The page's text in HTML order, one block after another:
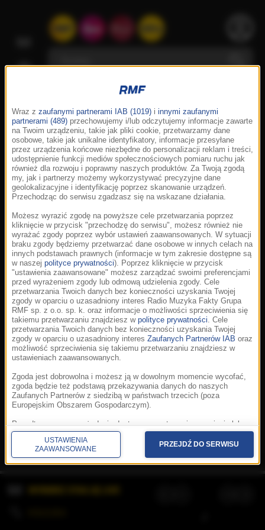
Korzystanie z portalu oznacza akceptację
Prywatność.Aplikacje.© 2026 Radio Muzyka
Fakty Grupa RMF sp. z o.o. sp. k.
Wraz z zaufanymi partnerami IAB (1019) i innymi zaufanymi
partnerami (489) przechowujemy i/lub odczytujemy informacje zawarte
na Twoim urządzeniu, takie jak pliki cookie, przetwarzamy dane
osobowe, takie jak unikalne identyfikatory, informacje przesyłane
przez urządzenia końcowe niezbędne do personalizacji reklam i treści,
udostępnienie funkcji mediów społecznościowych pomiaru ruchu jak
również dla rozwoju i poprawny naszych produktów. Za Twoją zgodą
my, jak i partnerzy możemy wykorzystywać precyzyjne dane
geolokalizacyjne i identyfikację poprzez skanowanie urządzeń.
Przechodząc do serwisu zgadzasz się na wskazane działania.
Możesz wyrazić zgodę na powyższe cele przetwarzania poprzez
kliknięcie w przycisk "przechodzę do serwisu", możesz również nie
wyrażać zgody poprzez wybór ustawień zaawansowanych. W sytuacji
braku zgody będziemy przetwarzać dane osobowe w innych celach na
innych podstawach prawnych (informacje w tym zakresie dostępne są
w naszej polityce prywatności). Poprzez kliknięcie w przycisk
"ustawienia zaawansowane" możesz zarządzać swoimi preferencjami
przed wyrażeniem zgody lub odmową udzielenia zgody. Cele
przetwarzania Twoich danych bez konieczności uzyskania Twojej
zgody w oparciu o uzasadniony interes Radio Muzyka Fakty Grupa
RMF sp. z o.o. sp. k. oraz informacje o możliwości sprzeciwienia się
takiemu przetwarzaniu znajdziesz w polityce prywatności. Cele
przetwarzania Twoich danych bez konieczności uzyskania Twojej
zgody w oparciu o uzasadniony interes Zaufanych Partnerów IAB oraz
możliwość sprzeciwienia się takiemu przetwarzaniu znajdziesz w
ustawieniach zaawansowanych.
Zgoda jest dobrowolna i możesz ją w dowolnym momencie wycofać,
zgoda będzie też podstawą przekazywania danych do naszych
Zaufanych Partnerów z siedzibą w państwach trzecich (poza
Europejskim Obszarem Gospodarczym).
Ponadto masz prawo żądania dostępu, sprostowania, usunięcia lub
ograniczenia przetwarzania danych, a także złożenia skargi do
Prezesa Urzędu Ochrony Danych Osobowych. W polityce prywatności
znajdziesz informacje jak wykonać swoje prawa. Szczegółowe
informacje na temat przetwarzania Twoich danych znajdują się w
USTAWIENIA
ZAAWANSOWANE
PRZEJDŹ DO SERWISU